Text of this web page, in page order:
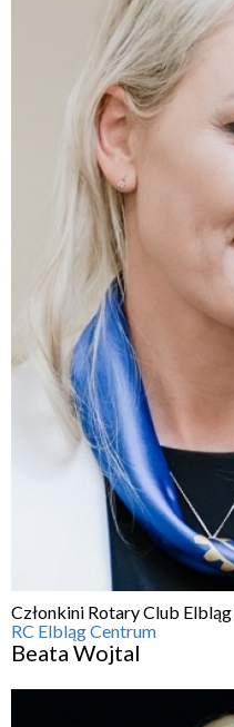
Członkini Rotary Club
RC Elbląg Centrum
Beata Wojtal